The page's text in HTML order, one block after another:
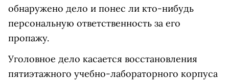
обнаружено дело и понес ли кто-нибудь
персональную ответственность за его
пропажу.
Уголовное дело касается восстановления
пятиэтажного учебно-лабораторного корпуса